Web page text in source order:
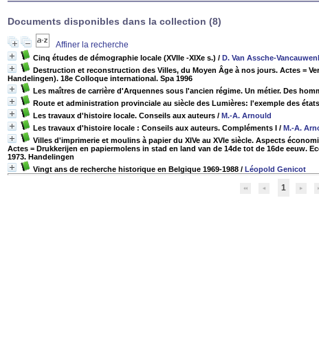
Documents disponibles dans la collection (8)
Affiner la recherche
Cinq études de démographie locale (XVIIe -XIXe s.) / D. Van Assche-
Destruction et reconstruction des Villes, du Moyen Âge à nos jours. Actes =
Handelingen). 18e Colloque international. Spa 1996
Les maîtres de carrière d'Arquennes sous l'ancien régime. Un métier. Des
Route et administration provinciale au siècle des Lumières: l'exemple des
Les travaux d'histoire locale. Conseils aux auteurs / M.-A. Arnould
Les travaux d'histoire locale : Conseils aux auteurs. Compléments I / M.-A.
Villes d'imprimerie et moulins à papier du XIVe au XVIe siècle. Aspects
Actes = Drukkerijen en papiermolens in stad en land van de 14de tot de 16de eeuw.
1973. Handelingen
Vingt ans de recherche historique en Belgique 1969-1988 / Léopold Genicot
1